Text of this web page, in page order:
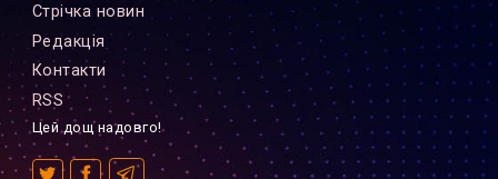
Стрiчка новин
Редакцiя
Контакти
RSS
Цей дощ надовго!